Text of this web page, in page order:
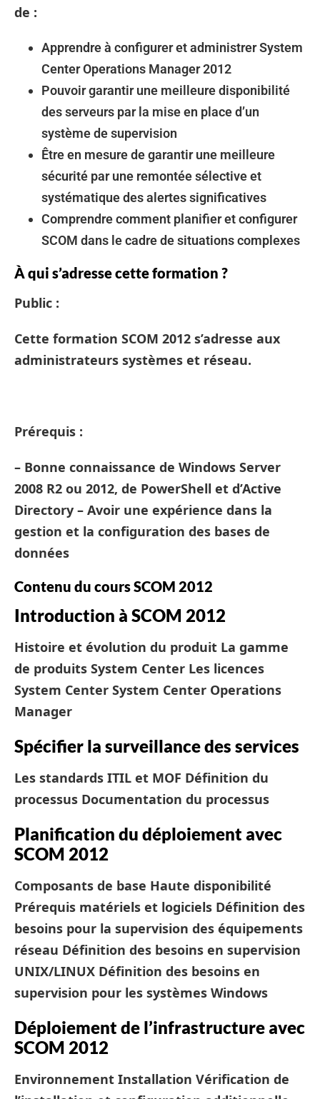
de :
Apprendre à configurer et administrer System
Center Operations Manager 2012
Pouvoir garantir une meilleure disponibilité
des serveurs par la mise en place d’un
système de supervision
Être en mesure de garantir une meilleure
sécurité par une remontée sélective et
systématique des alertes significatives
Comprendre comment planifier et configurer
SCOM dans le cadre de situations complexes
À qui s’adresse cette formation ?
Public :
Cette formation SCOM 2012 s’adresse aux
administrateurs systèmes et réseau.
Prérequis :
– Bonne connaissance de Windows Server
2008 R2 ou 2012, de PowerShell et d’Active
Directory – Avoir une expérience dans la
gestion et la configuration des bases de
données
Contenu du cours SCOM 2012
Introduction à SCOM 2012
Histoire et évolution du produit La gamme
de produits System Center Les licences
System Center System Center Operations
Manager
Spécifier la surveillance des services
Les standards ITIL et MOF Définition du
processus Documentation du processus
Planification du déploiement avec
SCOM 2012
Composants de base Haute disponibilité
Prérequis matériels et logiciels Définition des
besoins pour la supervision des équipements
réseau Définition des besoins en supervision
UNIX/LINUX Définition des besoins en
supervision pour les systèmes Windows
Déploiement de l’infrastructure avec
SCOM 2012
Environnement Installation Vérification de